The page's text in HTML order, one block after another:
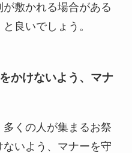
敷かれる場合がある
良いでしょう。
かけないよう、マナ
多くの人が集まるお祭
いよう、マナーを守